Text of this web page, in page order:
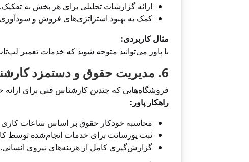
ارائه گزارشات تحلیلی برای هر بخش به تفکیک.
کمک به بهبود استراتژی‌های فروش و
مثال کاربردی:
با پاور می‌توانید متوجه شوید که خدمات تعمیر
6. مدیریت حقوق و دستمزد کارشناسان
فروشگاه‌هایی که چندین کارشناس فنی برای ارائه
راهکار پاور:
محاسبه خودکار حقوق بر اساس ساعات
ثبت پورسانت برای خدمات انجام‌شده توسط
گزارش‌گیری کامل از هزینه‌های نیروی انسانی.